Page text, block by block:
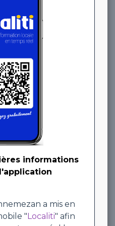
informations
a mis en
"Localiti" afin